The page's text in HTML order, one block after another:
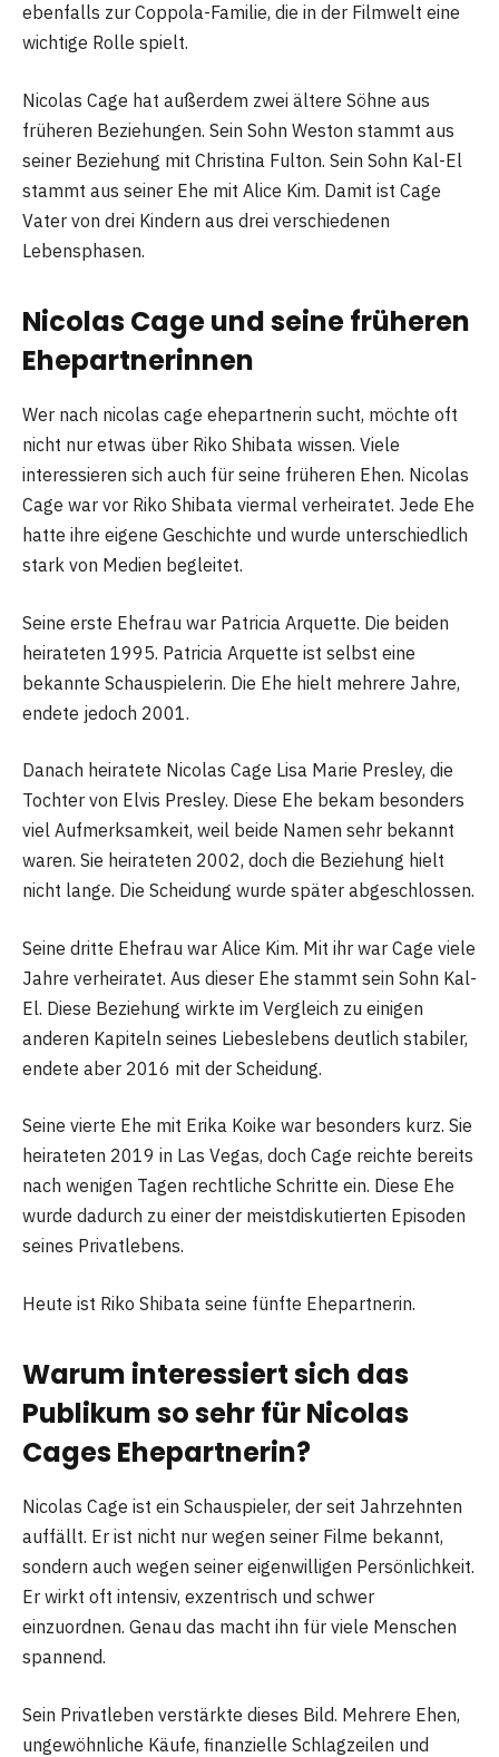
ebenfalls zur Coppola-Familie, die in der Filmwelt eine
wichtige Rolle spielt.
Nicolas Cage hat außerdem zwei ältere Söhne aus
früheren Beziehungen. Sein Sohn Weston stammt aus
seiner Beziehung mit Christina Fulton. Sein Sohn Kal-El
stammt aus seiner Ehe mit Alice Kim. Damit ist Cage
Vater von drei Kindern aus drei verschiedenen
Lebensphasen.
Nicolas Cage und seine früheren
Ehepartnerinnen
Wer nach nicolas cage ehepartnerin sucht, möchte oft
nicht nur etwas über Riko Shibata wissen. Viele
interessieren sich auch für seine früheren Ehen. Nicolas
Cage war vor Riko Shibata viermal verheiratet. Jede Ehe
hatte ihre eigene Geschichte und wurde unterschiedlich
stark von Medien begleitet.
Seine erste Ehefrau war Patricia Arquette. Die beiden
heirateten 1995. Patricia Arquette ist selbst eine
bekannte Schauspielerin. Die Ehe hielt mehrere Jahre,
endete jedoch 2001.
Danach heiratete Nicolas Cage Lisa Marie Presley, die
Tochter von Elvis Presley. Diese Ehe bekam besonders
viel Aufmerksamkeit, weil beide Namen sehr bekannt
waren. Sie heirateten 2002, doch die Beziehung hielt
nicht lange. Die Scheidung wurde später abgeschlossen.
Seine dritte Ehefrau war Alice Kim. Mit ihr war Cage viele
Jahre verheiratet. Aus dieser Ehe stammt sein Sohn Kal-
El. Diese Beziehung wirkte im Vergleich zu einigen
anderen Kapiteln seines Liebeslebens deutlich stabiler,
endete aber 2016 mit der Scheidung.
Seine vierte Ehe mit Erika Koike war besonders kurz. Sie
heirateten 2019 in Las Vegas, doch Cage reichte bereits
nach wenigen Tagen rechtliche Schritte ein. Diese Ehe
wurde dadurch zu einer der meistdiskutierten Episoden
seines Privatlebens.
Heute ist Riko Shibata seine fünfte Ehepartnerin.
Warum interessiert sich das
Publikum so sehr für Nicolas
Cages Ehepartnerin?
Nicolas Cage ist ein Schauspieler, der seit Jahrzehnten
auffällt. Er ist nicht nur wegen seiner Filme bekannt,
sondern auch wegen seiner eigenwilligen Persönlichkeit.
Er wirkt oft intensiv, exzentrisch und schwer
einzuordnen. Genau das macht ihn für viele Menschen
spannend.
Sein Privatleben verstärkte dieses Bild. Mehrere Ehen,
ungewöhnliche Käufe, finanzielle Schlagzeilen und